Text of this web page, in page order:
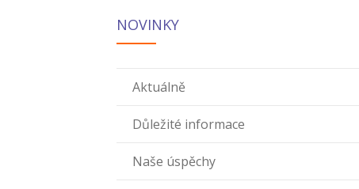
NOVINKY
Aktuálně
Důležité informace
Naše úspěchy